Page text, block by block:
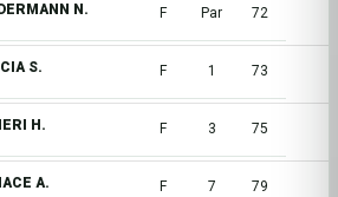
N. F Par 72
S. F 1 73
H. F 3 75
A. F 7 79